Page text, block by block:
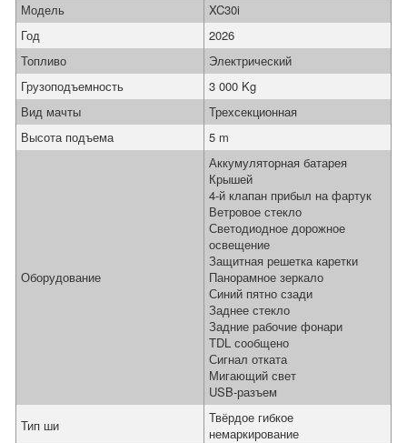
Модель
XC30i
Год
2026
Топливо
Электрический
Грузоподъемность
3 000 Kg
Вид мачты
Трехсекционная
Высота подъема
5 m
Оборудование
Аккумуляторная батарея
Крышей
4-й клапан прибыл на фартук
Ветровое стекло
Светодиодное дорожное
освещение
Защитная решетка каретки
Панорамное зеркало
Синий пятно сзади
Заднее стекло
Задние рабочие фонари
TDL сообщено
Сигнал отката
Мигающий свет
USB-разъем
Тип ши
Твёрдое гибкое
немаркирование